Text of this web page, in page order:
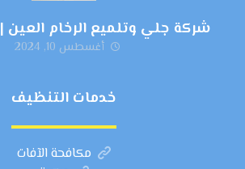
شركة جلي وتلميع الرخام العين |0545307678
أغسطس 10, 2024
خدمات التنظيف
مكافحة الآفات